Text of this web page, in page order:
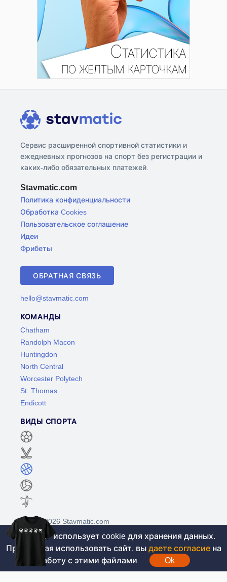
Сервис расширенной спортивной статистики и
ежедневных прогнозов на спорт без регистрации и
каких-либо обязательных платежей.
Stavmatic.com
Политика конфиденциальности
Обработка Cookies
Пользовательское соглашение
Идеи
Фрибеты
ОБРАТНАЯ СВЯЗЬ
hello@stavmatic.com
КОМАНДЫ
Chatham
Randolph Macon
Huntingdon
North Central
Worcester Polytech
St. Thomas
Endicott
ВИДЫ СПОРТА
©2017-2026 Stavmatic.com
Для лиц старше 18 лет. На сайте не
проводятся игры на денежные средства, вся
Этот сайт использует cookie для хранения данных.
Продолжая использовать сайт, вы даете согласие на
работу с этими файлами
Ok